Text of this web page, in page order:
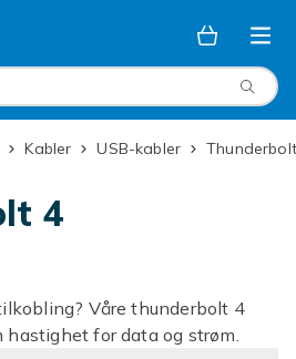
Kabler USB-kabler
4
Våre thunderbolt 4
hastighet for data og strøm.